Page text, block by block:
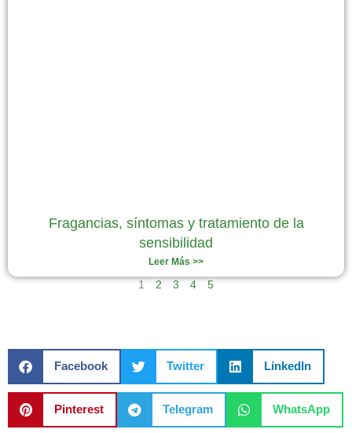
Fragancias, síntomas y tratamiento de la
sensibilidad
Leer Más >>
1 2 3 4 5
Facebook Twitter LinkedIn
Pinterest Telegram WhatsApp